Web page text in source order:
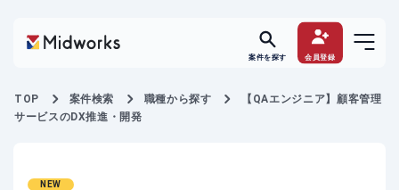
案件を探す 会員登録
TOP 案件検索 職種から探す
【QAエンジニア】顧客管理
サービスのDX推進・開発
NEW